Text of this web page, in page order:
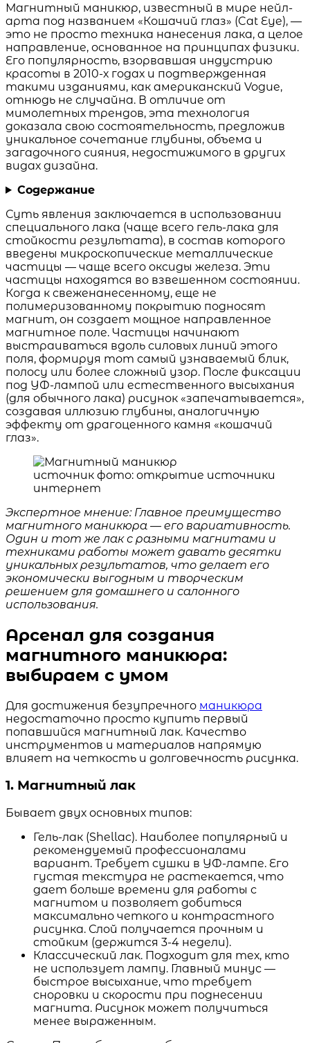
Магнитный маникюр, известный в мире нейл-
арта под названием «Кошачий глаз» (Cat Eye), —
это не просто техника нанесения лака, а целое
направление, основанное на принципах физики.
Его популярность, взорвавшая индустрию
красоты в 2010-х годах и подтвержденная
такими изданиями, как американский Vogue,
отнюдь не случайна. В отличие от
мимолетных трендов, эта технология
доказала свою состоятельность, предложив
уникальное сочетание глубины, объема и
загадочного сияния, недостижимого в других
видах дизайна.
Содержание
Суть явления заключается в использовании
специального лака (чаще всего гель-лака для
стойкости результата), в состав которого
введены микроскопические металлические
частицы — чаще всего оксиды железа. Эти
частицы находятся во взвешенном состоянии.
Когда к свеженанесенному, еще не
полимеризованному покрытию подносят
магнит, он создает мощное направленное
магнитное поле. Частицы начинают
выстраиваться вдоль силовых линий этого
поля, формируя тот самый узнаваемый блик,
полосу или более сложный узор. После фиксации
под УФ-лампой или естественного высыхания
(для обычного лака) рисунок «запечатывается»,
создавая иллюзию глубины, аналогичную
эффекту от драгоценного камня «кошачий
глаз».
источник фото: открытие источники
интернет
Экспертное мнение: Главное преимущество
магнитного маникюра — его вариативность.
Один и тот же лак с разными магнитами и
техниками работы может давать десятки
уникальных результатов, что делает его
экономически выгодным и творческим
решением для домашнего и салонного
использования.
Арсенал для создания
магнитного маникюра:
выбираем с умом
Для достижения безупречного маникюра
недостаточно просто купить первый
попавшийся магнитный лак. Качество
инструментов и материалов напрямую
влияет на четкость и долговечность рисунка.
1. Магнитный лак
Бывает двух основных типов:
Гель-лак (Shellac). Наиболее популярный и
рекомендуемый профессионалами
вариант. Требует сушки в УФ-лампе. Его
густая текстура не растекается, что
дает больше времени для работы с
магнитом и позволяет добиться
максимально четкого и контрастного
рисунка. Слой получается прочным и
стойким (держится 3-4 недели).
Классический лак. Подходит для тех, кто
не использует лампу. Главный минус —
быстрое высыхание, что требует
сноровки и скорости при поднесении
магнита. Рисунок может получиться
менее выраженным.